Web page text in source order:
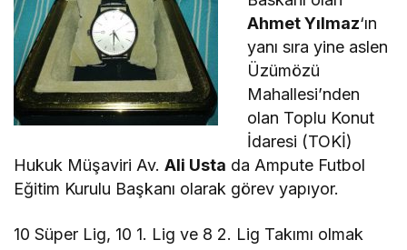
Ahmet Yılmaz‘ın
yanı sıra yine aslen
Üzümözü
Mahallesi’nden
olan Toplu Konut
İdaresi (TOKİ)
Hukuk Müşaviri Av.Ali Usta da Ampute Futbol
Eğitim Kurulu Başkanı olarak görev yapıyor.
10 Süper Lig, 10 1. Lig ve 8 2. Lig Takımı olmak